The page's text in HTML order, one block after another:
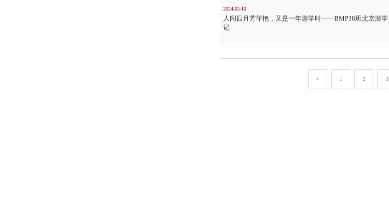
2024-05-10
人间四月芳菲艳，又是一年游学时——BMP38班北京游学
记
< 1 2 3